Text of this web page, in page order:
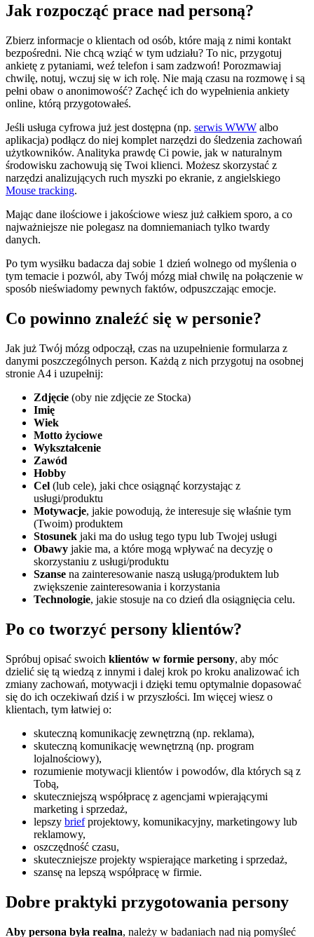
Jak rozpocząć prace nad personą?
Zbierz informacje o klientach od osób, które mają z nimi kontakt
bezpośredni. Nie chcą wziąć w tym udziału? To nic, przygotuj
ankietę z pytaniami, weź telefon i sam zadzwoń! Porozmawiaj
chwilę, notuj, wczuj się w ich rolę. Nie mają czasu na rozmowę i są
pełni obaw o anonimowość? Zachęć ich do wypełnienia ankiety
online, którą przygotowałeś.
Jeśli usługa cyfrowa już jest dostępna (np. serwis WWW albo
aplikacja) podłącz do niej komplet narzędzi do śledzenia zachowań
użytkowników. Analityka prawdę Ci powie, jak w naturalnym
środowisku zachowują się Twoi klienci. Możesz skorzystać z
narzędzi analizujących ruch myszki po ekranie, z angielskiego
Mouse tracking.
Mając dane ilościowe i jakościowe wiesz już całkiem sporo, a co
najważniejsze nie polegasz na domniemaniach tylko twardy
danych.
Po tym wysiłku badacza daj sobie 1 dzień wolnego od myślenia o
tym temacie i pozwól, aby Twój mózg miał chwilę na połączenie w
sposób nieświadomy pewnych faktów, odpuszczając emocje.
Co powinno znaleźć się w personie?
Jak już Twój mózg odpoczął, czas na uzupełnienie formularza z
danymi poszczególnych person. Każdą z nich przygotuj na osobnej
stronie A4 i uzupełnij:
Zdjęcie (oby nie zdjęcie ze Stocka)
Imię
Wiek
Motto życiowe
Wykształcenie
Zawód
Hobby
Cel (lub cele), jaki chce osiągnąć korzystając z
usługi/produktu
Motywacje, jakie powodują, że interesuje się właśnie tym
(Twoim) produktem
Stosunek jaki ma do usług tego typu lub Twojej usługi
Obawy jakie ma, a które mogą wpływać na decyzję o
skorzystaniu z usługi/produktu
Szanse na zainteresowanie naszą usługą/produktem lub
zwiększenie zainteresowania i korzystania
Technologie, jakie stosuje na co dzień dla osiągnięcia celu.
Po co tworzyć persony klientów?
Spróbuj opisać swoich klientów w formie persony, aby móc
dzielić się tą wiedzą z innymi i dalej krok po kroku analizować ich
zmiany zachowań, motywacji i dzięki temu optymalnie dopasować
się do ich oczekiwań dziś i w przyszłości. Im więcej wiesz o
klientach, tym łatwiej o:
skuteczną komunikację zewnętrzną (np. reklama),
skuteczną komunikację wewnętrzną (np. program
lojalnościowy),
rozumienie motywacji klientów i powodów, dla których są z
Tobą,
skuteczniejszą współpracę z agencjami wpierającymi
marketing i sprzedaż,
lepszy briefprojektowy, komunikacyjny, marketingowy lub
reklamowy,
oszczędność czasu,
skuteczniejsze projekty wspierające marketing i sprzedaż,
szansę na lepszą współpracę w firmie.
Dobre praktyki przygotowania persony
Aby persona była realna, należy w badaniach nad nią pomyśleć